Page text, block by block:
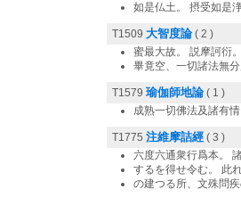
如是仏土。 摂受如是
T1509 大智度論 ( 2 )
蜜最大故。 説摩訶衍
畢竟空、一切諸法無
T1579 瑜伽師地論 ( 1 )
成熟一切佛法及諸有
T1775 注維摩詰經 ( 3 )
六度六通衆行爲本。
するを得せ令む。 此
の建つる所、文殊問